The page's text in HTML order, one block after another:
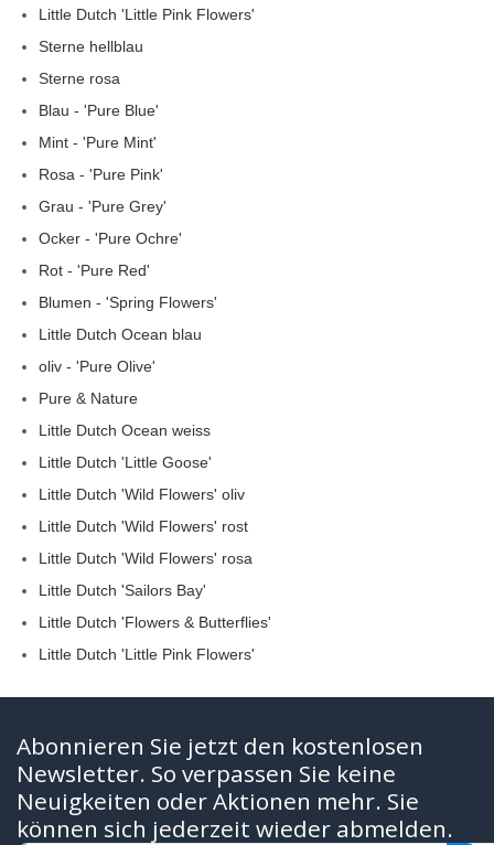
Little Dutch 'Little Pink Flowers'
Sterne hellblau
Sterne rosa
Blau - 'Pure Blue'
Mint - 'Pure Mint'
Rosa - 'Pure Pink'
Grau - 'Pure Grey'
Ocker - 'Pure Ochre'
Rot - 'Pure Red'
Blumen - 'Spring Flowers'
Little Dutch Ocean blau
oliv - 'Pure Olive'
Pure & Nature
Little Dutch Ocean weiss
Little Dutch 'Little Goose'
Little Dutch 'Wild Flowers' oliv
Little Dutch 'Wild Flowers' rost
Little Dutch 'Wild Flowers' rosa
Little Dutch 'Sailors Bay'
Little Dutch 'Flowers & Butterflies'
Little Dutch 'Little Pink Flowers'
Abonnieren Sie jetzt den kostenlosen
Newsletter. So verpassen Sie keine
Neuigkeiten oder Aktionen mehr. Sie
können sich jederzeit wieder abmelden.